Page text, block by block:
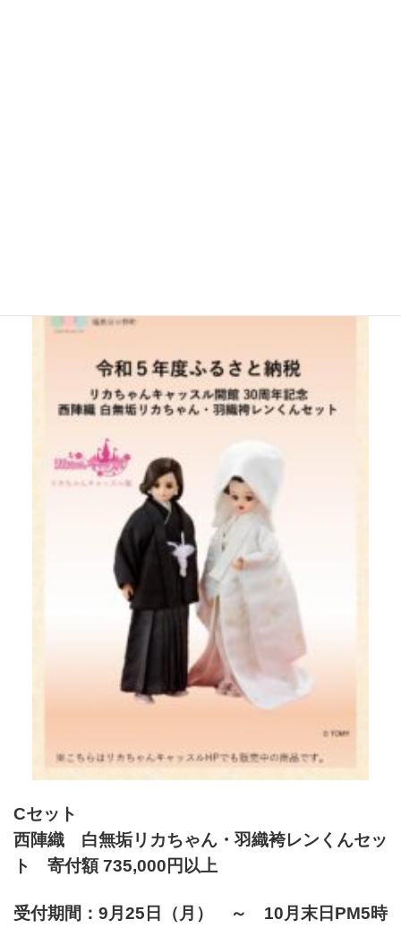
Cセット
西陣織 白無垢リカちゃん・羽織袴レンくんセッ
ト 寄付額 735,000円以上
受付期間：9月25日（月） ～ 10月末日PM5時